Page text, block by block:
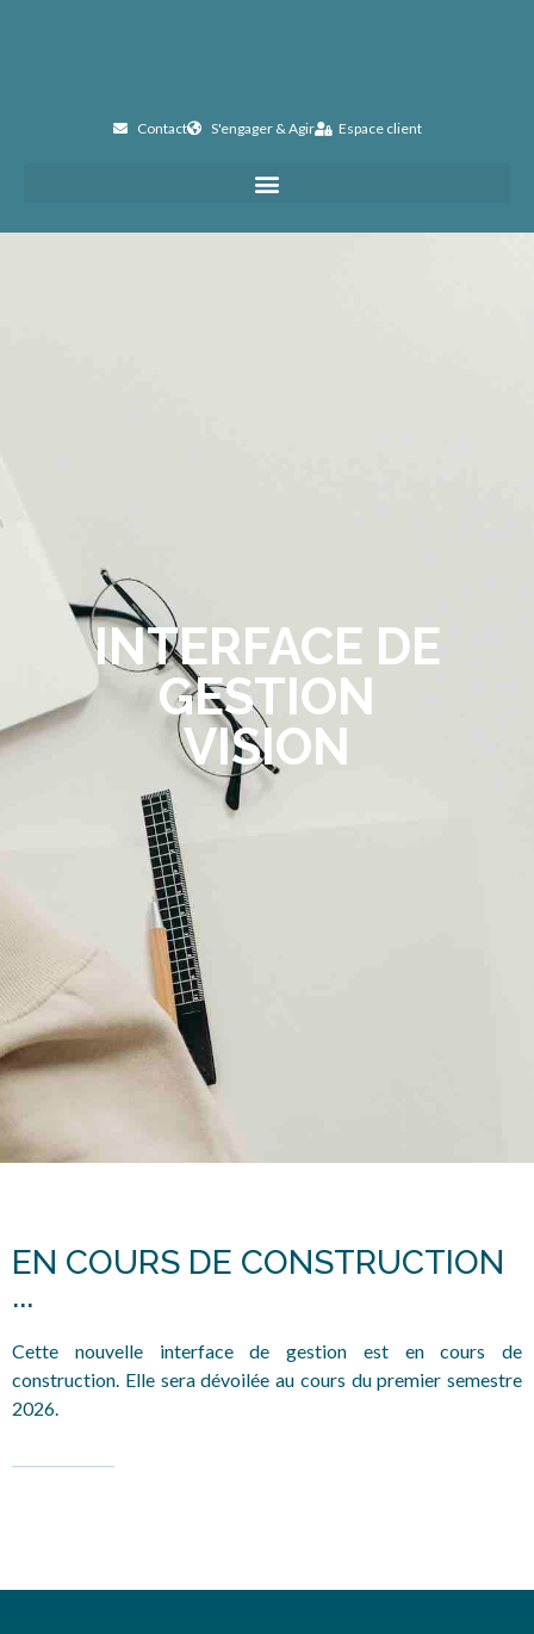
Contact S'engager & Agir Espace client
INTERFACE DE
GESTION
VISION
EN COURS DE CONSTRUCTION
...
Cette nouvelle interface de gestion est en cours de
construction. Elle sera dévoilée au cours du premier semestre
2026.